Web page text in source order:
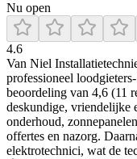
Nu open
4.6
Van Niel
professioneel
beoordeling van 4,6 (11
deskundige, vriendelijke
onderhoud,
offertes en nazorg.
elektrotechnici, wat de